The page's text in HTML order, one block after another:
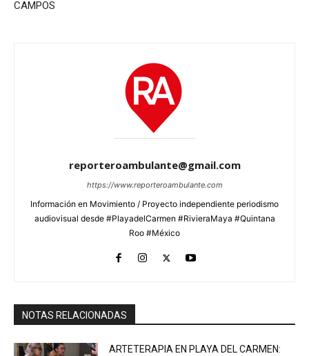
CAMPOS
reporteroambulante@gmail.com
https://www.reporteroambulante.com
Información en Movimiento / Proyecto independiente periodismo
audiovisual desde #PlayadelCarmen #RivieraMaya #Quintana
Roo #México
NOTAS RELACIONADAS
ARTETERAPIA EN PLAYA DEL CARMEN: